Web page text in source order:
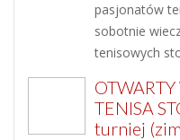
pasjonatów
sobotnie
tenisowych
TENISA
turniej